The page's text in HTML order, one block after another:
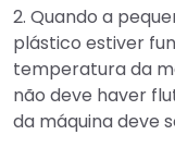
2. Quando a
plástico estiver
temperatura da
não deve haver
da máquina deve